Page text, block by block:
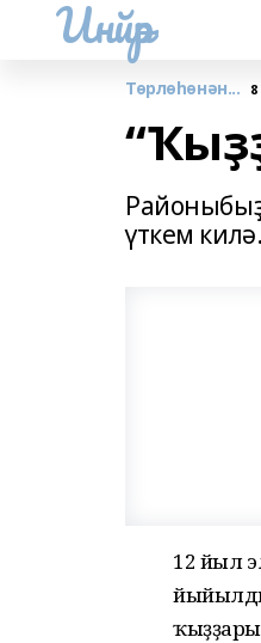
Инйәр
Төрлөһөнән...
үткем килә.
12 йыл